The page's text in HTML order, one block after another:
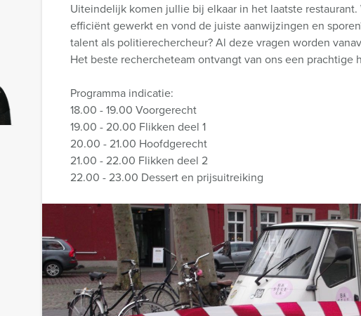
Uiteindelijk komen jullie bij elkaar in het laatste
efficiënt gewerkt en vond de juiste aanwijzingen en
talent als politierechercheur? Al deze vragen worden
Het beste rechercheteam ontvangt van ons een prachtige
Programma indicatie:
18.00 - 19.00 Voorgerecht
19.00 - 20.00 Flikken deel 1
20.00 - 21.00 Hoofdgerecht
21.00 - 22.00 Flikken deel 2
22.00 - 23.00 Dessert en prijsuitreiking